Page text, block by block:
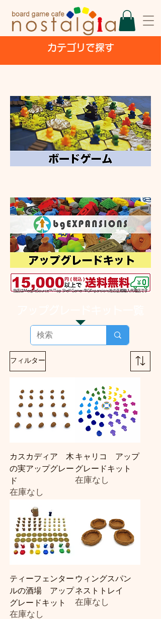
​カテゴリで探す
当店はMeepleSource™️/Top Shelf Gamer/BGExpansions社の正規輸入代理店です
フィルター
カスカディア 木
の実アップグレー
ド
在庫なし
キャリコ アップ
グレードキット
在庫なし
ティーフェンター
ルの酒場 アップ
グレードキット
在庫なし
ウィングスパン
ネストトレイ
在庫なし